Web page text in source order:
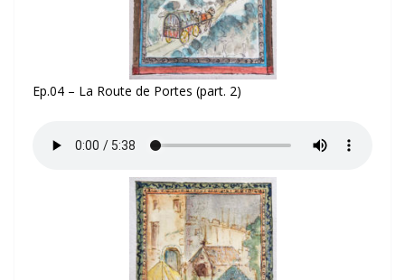
Ep.04 – La Route de Portes (part. 2)